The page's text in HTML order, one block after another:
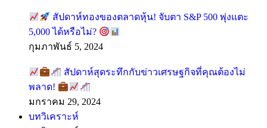
สัปดาห์ทองของตลาดหุ้น! จับตา S&P 500 พุ่งแตะ
5,000 ได้หรือไม่?
กุมภาพันธ์ 5, 2024
สัปดาห์สุดระทึกกับข่าวเศรษฐกิจที่คุณต้องไม่
พลาด!
มกราคม 29, 2024
บทวิเคราะห์